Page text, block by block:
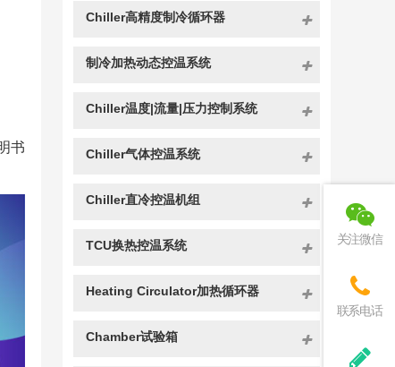
书
Chiller高精度制冷循环器
制冷加热动态控温系统
Chiller温度|流量|压力控制系统
Chiller气体控温系统
Chiller直冷控温机组
TCU换热控温系统
Heating Circulator加热循环器
Chamber试验箱
关注微信
联系电话